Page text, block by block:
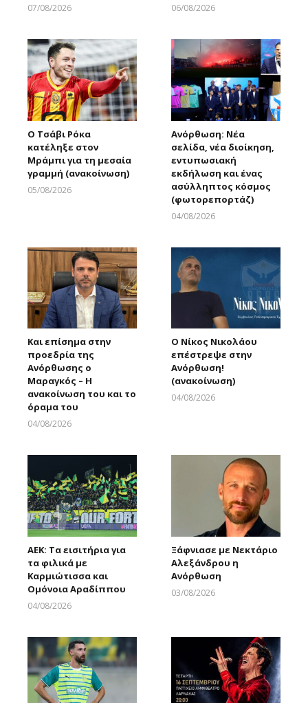
07/08/2026
06/08/2026
Ο Τσάβι Ρόκα
κατέληξε στον
Μράμπι για τη μεσαία
γραμμή (ανακοίνωση)
05/08/2026
Ανόρθωση: Νέα
σελίδα, νέα διοίκηση,
εντυπωσιακή
εκδήλωση και ένας
ασύλληπτος κόσμος
(φωτορεπορτάζ)
04/08/2026
Και επίσημα στην
προεδρία της
Ανόρθωσης ο
Μαραγκός – Η
ανακοίνωση του και το
όραμα του
04/08/2026
Ο Νίκος Νικολάου
επέστρεψε στην
Ανόρθωση!
(ανακοίνωση)
04/08/2026
ΑΕΚ: Τα εισιτήρια για
τα φιλικά με
Καρμιώτισσα και
Ομόνοια Αραδίππου
04/08/2026
Ξάφνιασε με Νεκτάριο
Αλεξάνδρου η
Ανόρθωση
03/08/2026